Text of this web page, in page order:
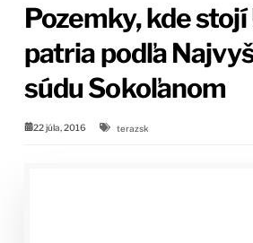
Pozemky, kde stojí
patria podľa
súdu Sokoľanom
22 júla, 2016 terazsk